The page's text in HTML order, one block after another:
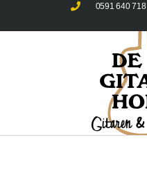
0591 640 718